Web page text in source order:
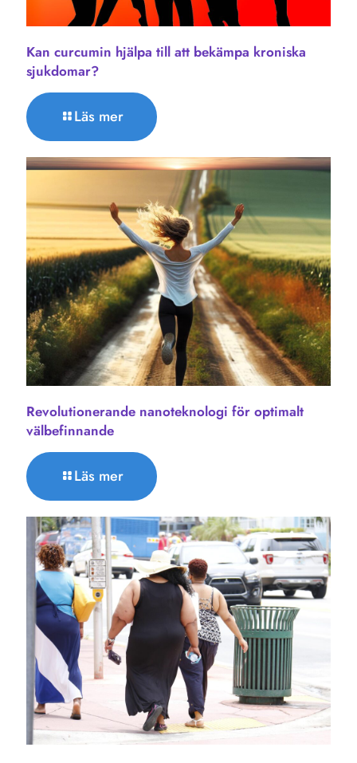
Kan curcumin hjälpa till att bekämpa kroniska
sjukdomar?
Läs mer
Revolutionerande nanoteknologi för optimalt
välbefinnande
Läs mer